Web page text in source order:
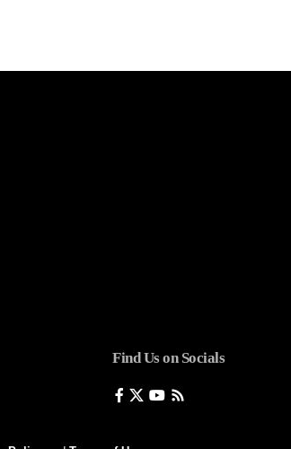
Find Us on Socials